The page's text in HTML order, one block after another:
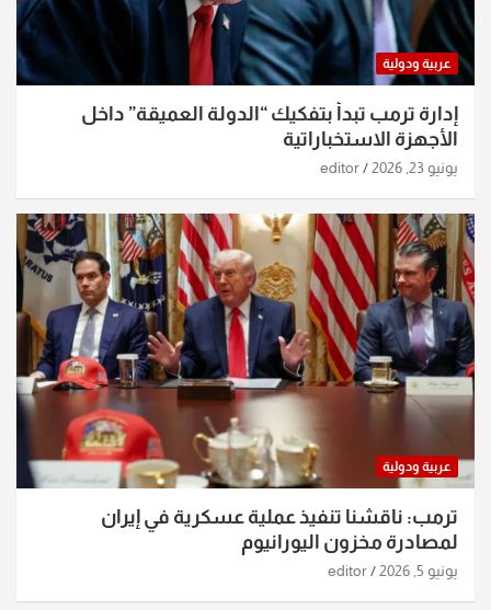
عربية ودولية
إدارة ترمب تبدأ بتفكيك “الدولة العميقة” داخل
الأجهزة الاستخباراتية
يونيو 23, 2026 editor
عربية ودولية
ترمب: ناقشنا تنفيذ عملية عسكرية في إيران
لمصادرة مخزون اليورانيوم
يونيو 5, 2026 editor